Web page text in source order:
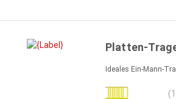
Platten-
Ideales Ein-Mann-
Bewertung: